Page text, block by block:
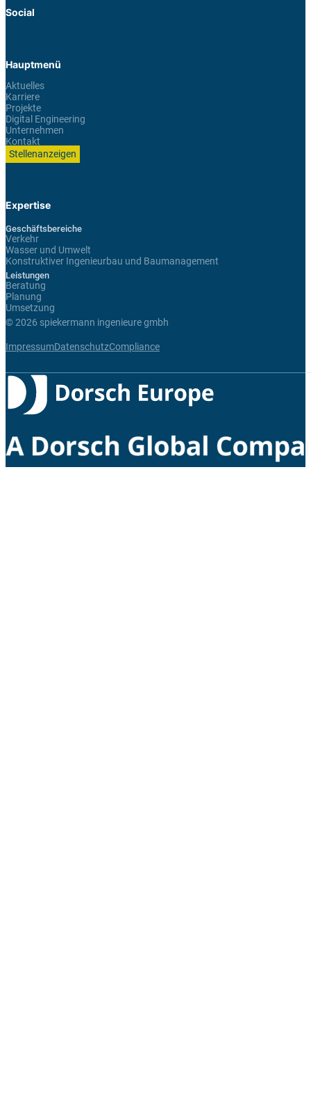
Social
Hauptmenü
Aktuelles
Karriere
Projekte
Digital Engineering
Unternehmen
Kontakt
Stellenanzeigen
Expertise
Geschäftsbereiche
Verkehr
Wasser und Umwelt
Konstruktiver Ingenieurbau und Baumanagement
Leistungen
Beratung
Planung
Umsetzung
© 2026 spiekermann ingenieure gmbh
ImpressumDatenschutzCompliance